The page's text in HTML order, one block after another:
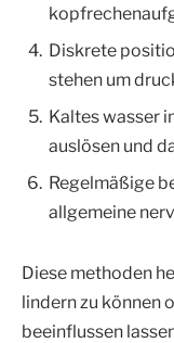
Diskrete
stehen um
Kaltes wasser
auslösen und
Regelmäßige
allgemeine
Diese methoden
lindern zu können
beeinflussen